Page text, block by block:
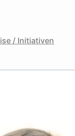
/ Initiativen